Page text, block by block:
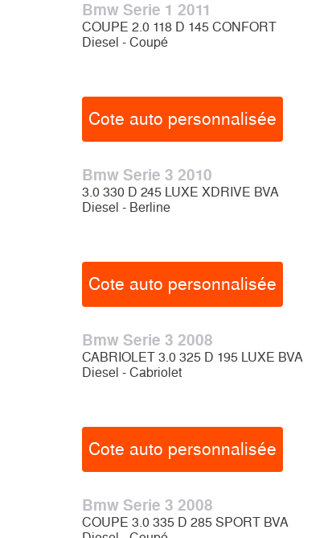
Bmw Serie 1 2011
COUPE 2.0 118 D 145 CONFORT
Diesel - Coupé
Cote auto personnalisée
Bmw Serie 3 2010
3.0 330 D 245 LUXE XDRIVE BVA
Diesel - Berline
Cote auto personnalisée
Bmw Serie 3 2008
CABRIOLET 3.0 325 D 195 LUXE BVA
Diesel - Cabriolet
Cote auto personnalisée
Bmw Serie 3 2008
COUPE 3.0 335 D 285 SPORT BVA